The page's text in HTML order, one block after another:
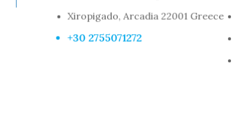
Xiropigado, Arcadia 22001 Greece
+30 2755071272